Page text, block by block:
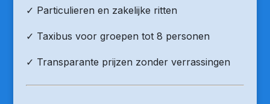
✓ Particulieren en zakelijke ritten
✓ Taxibus voor groepen tot 8 personen
✓ Transparante prijzen zonder verrassingen